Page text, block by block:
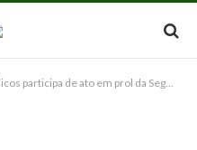
de ato em prol da Segurança Pública